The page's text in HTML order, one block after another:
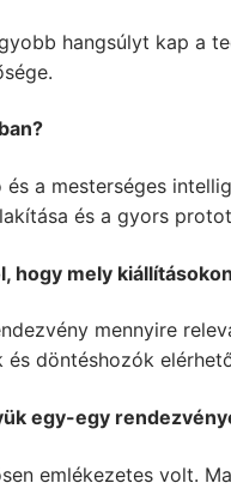
hangsúlyt kap a
a mesterséges
és a gyors
hogy mely
mennyire
döntéshozók
egy-egy
emlékezetes volt.